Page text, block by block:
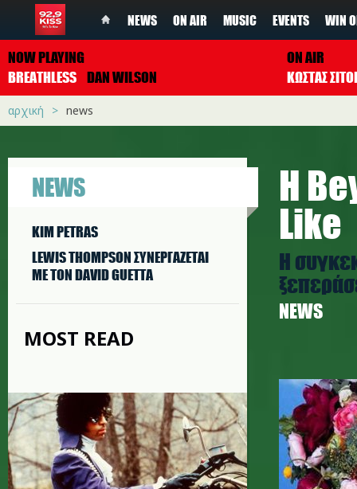
NEWS ON AIR MUSIC EVENTS WIN
NOW PLAYING
BREATHLESS DAN WILSON
ON AIR
ΚΩΣΤΑΣ
αρχική news
NEWS
KIM PETRAS
LEWIS THOMPSON ΣΥΝΕΡΓAΖΕΤΑΙ
ΜΕ ΤΟΝ DAVID GUETTA
MOST READ
Η
Like
Η
NEWS